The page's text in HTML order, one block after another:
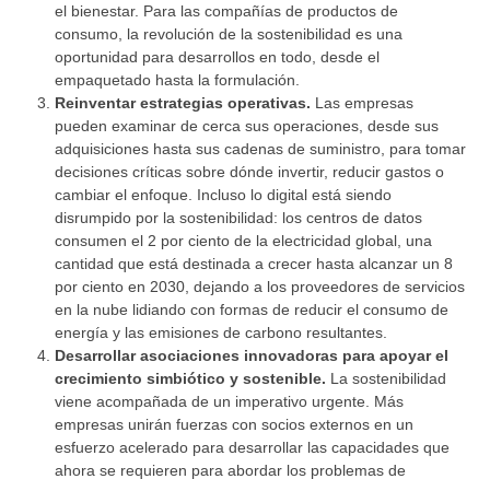
el bienestar. Para las compañías de productos de
consumo, la revolución de la sostenibilidad es una
oportunidad para desarrollos en todo, desde el
empaquetado hasta la formulación.
Reinventar estrategias operativas. Las empresas
pueden examinar de cerca sus operaciones, desde sus
adquisiciones hasta sus cadenas de suministro, para tomar
decisiones críticas sobre dónde invertir, reducir gastos o
cambiar el enfoque. Incluso lo digital está siendo
disrumpido por la sostenibilidad: los centros de datos
consumen el 2 por ciento de la electricidad global, una
cantidad que está destinada a crecer hasta alcanzar un 8
por ciento en 2030, dejando a los proveedores de servicios
en la nube lidiando con formas de reducir el consumo de
energía y las emisiones de carbono resultantes.
Desarrollar asociaciones innovadoras para apoyar el
crecimiento simbiótico y sostenible. La sostenibilidad
viene acompañada de un imperativo urgente. Más
empresas unirán fuerzas con socios externos en un
esfuerzo acelerado para desarrollar las capacidades que
ahora se requieren para abordar los problemas de